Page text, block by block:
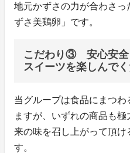
地元かずさの力が合わさ
ずさ美鶏卵」です。
こだわり③ 安心安全
スイーツを楽しんで
当グループは食品にまつわ
ますが、いずれの商品も
来の味を召し上がって頂け
す。